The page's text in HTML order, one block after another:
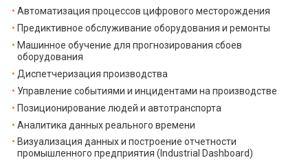
Автоматизация процессов цифрового месторождения
Предиктивное обслуживание оборудования и ремонты
Машинное обучение для прогнозирования сбоев
оборудования
Диспетчеризация производства
Управление событиями и инцидентами на производстве
Позиционирование людей и автотранспорта
Аналитика данных реального времени
Визуализация данных и построение отчетности
промышленного предприятия (Industrial Dashboard)